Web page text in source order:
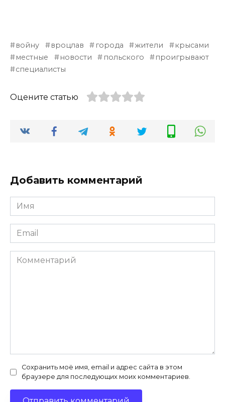
войну вроцлав города жители
крысами
местные
новости польского
проигрывают
специалисты
Оцените статью
Добавить комментарий
Имя
*
Email
*
Комментарий
Сохранить моё имя, email и адрес сайта в этом
браузере для последующих моих комментариев.